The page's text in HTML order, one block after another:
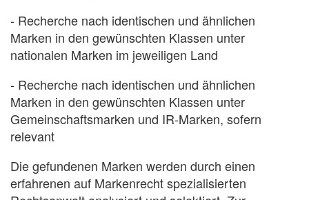
- Recherche nach identischen und ähnlichen
Marken in den gewünschten Klassen unter
nationalen Marken im jeweiligen Land
- Recherche nach identischen und ähnlichen
Marken in den gewünschten Klassen unter
Gemeinschaftsmarken und IR-Marken, sofern
relevant
Die gefundenen Marken werden durch einen
erfahrenen auf Markenrecht spezialisierten